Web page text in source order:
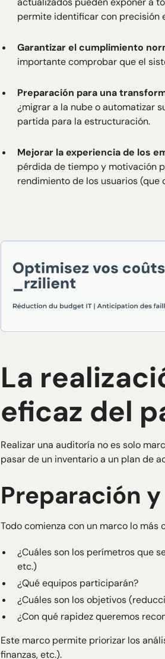
permite identificar con precisión
Garantizar el cumplimiento
importante comprobar que el
Preparación para una
¿migrar a la nube o automatizar
partida para la estructuración.
Mejorar la experiencia de los
pérdida de tiempo y motivación
rendimiento de los usuarios
La
eficaz del
Realizar una auditoría no es solo
pasar de un inventario a un plan de
Preparación
Todo comienza con un marco lo más
¿Cuáles son los perímetros que
etc.)
¿Qué equipos participarán?
¿Cuáles son los objetivos
¿Con qué rapidez queremos
Este marco permite priorizar los
finanzas, etc.).